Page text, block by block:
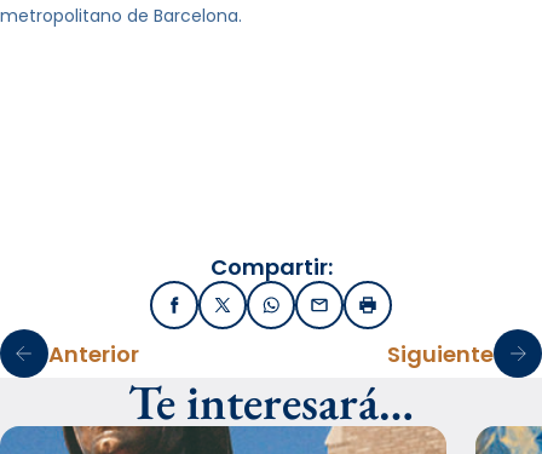
metropolitano de Barcelona.
Compartir:
FacebookX / TwitterWhatsApp
EmailImprimir
Anterior Siguiente
Te interesará…